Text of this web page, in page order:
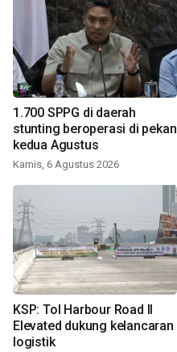
1.700 SPPG di daerah
stunting beroperasi di pekan
kedua Agustus
Kamis, 6 Agustus 2026
KSP: Tol Harbour Road II
Elevated dukung kelancaran
logistik